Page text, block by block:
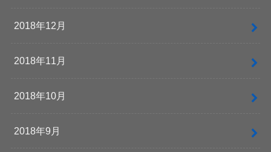
2018年12月
2018年11月
2018年10月
2018年9月